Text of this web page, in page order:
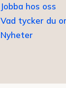
Jobba hos oss
Vad tycker du
Nyheter